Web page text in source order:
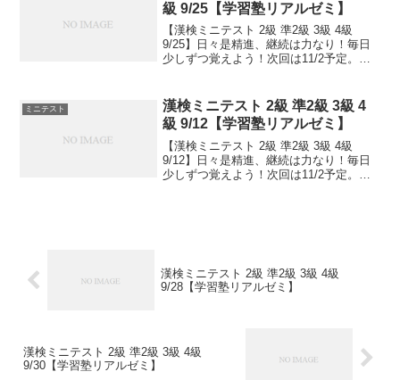
級 9/25【学習塾リアルゼミ】
【漢検ミニテスト 2級 準2級 3級 4級
9/25】日々是精進、継続は力なり！毎日
少しずつ覚えよう！次回は11/2予定。受
す。連絡は塾で直接言っていただくか、
こちらから...
ミニテスト
漢検ミニテスト 2級 準2級 3級 4
級 9/12【学習塾リアルゼミ】
【漢検ミニテスト 2級 準2級 3級 4級
9/12】日々是精進、継続は力なり！毎日
少しずつ覚えよう！次回は11/2予定。受
漢検ミニテスト 2級 準2級 3級 4級
9/28【学習塾リアルゼミ】
漢検ミニテスト 2級 準2級 3級 4級
9/30【学習塾リアルゼミ】